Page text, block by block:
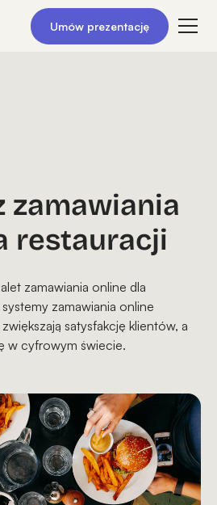
Umów prezentację
zamawiania
restauracji
zamawiania online dla
zamawiania online
satysfakcję klientów, a
w cyfrowym świecie.